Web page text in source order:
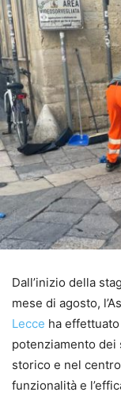
Dall’inizio della
mese di agosto,
Lecce ha
potenziamento
storico e nel
funzionalità e